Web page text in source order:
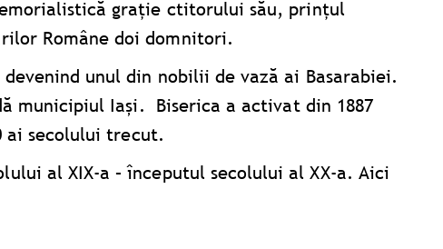
grație ctitorului său, prințul
Române doi domnitori.
unul din nobilii de vază ai Basarabiei.
municipiul Iaşi. Biserica a activat din 1887
ai secolului trecut.
al XIX-a – începutul secolului al XX-a. Aici